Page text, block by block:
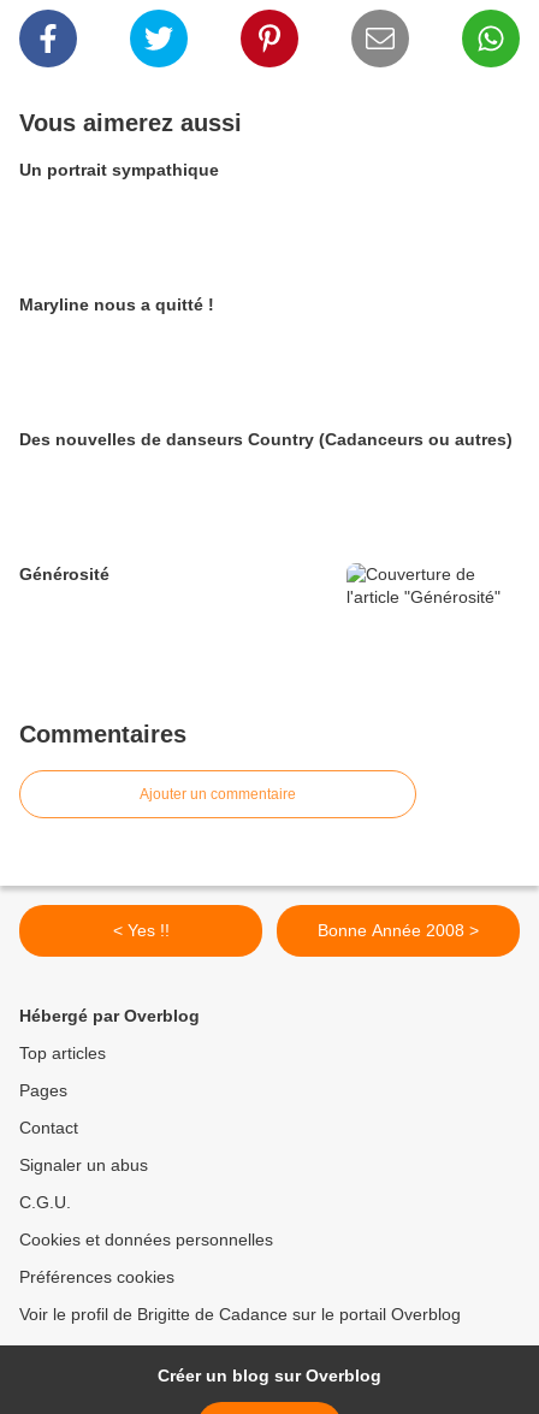
Vous aimerez aussi
Un portrait sympathique
Maryline nous a quitté !
Des nouvelles de danseurs Country (Cadanceurs ou autres)
Générosité
Commentaires
Ajouter un commentaire
< Yes !! Bonne Année 2008 >
Hébergé par Overblog
Top articles
Pages
Contact
Signaler un abus
C.G.U.
Cookies et données personnelles
Préférences cookies
Voir le profil de Brigitte de Cadance sur le portail Overblog
Créer un blog sur Overblog